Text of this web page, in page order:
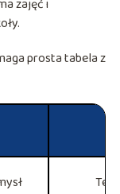
zajęć i
prosta tabela z